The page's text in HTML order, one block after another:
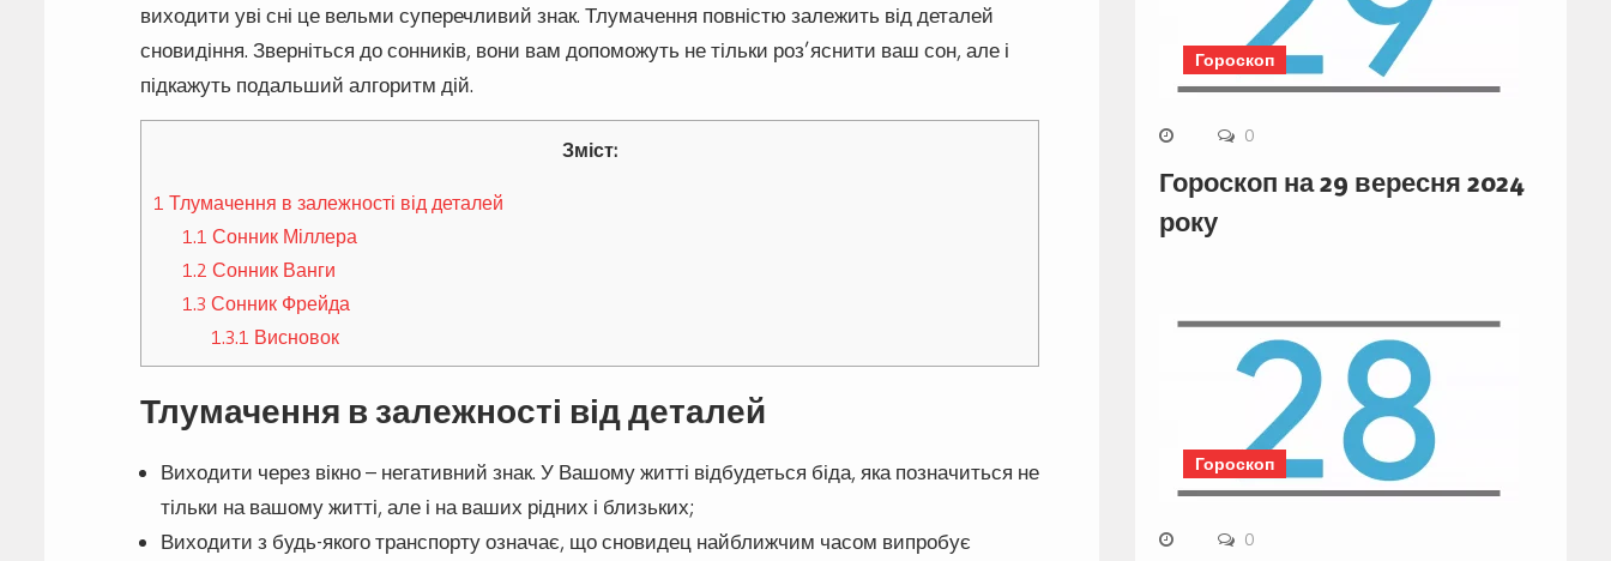
виходити уві сні це вельми суперечливий знак. Тлумачення повністю залежить від деталей
сновидіння. Зверніться до сонників, вони вам допоможуть не тільки роз’яснити ваш сон, але і
підкажуть подальший алгоритм дій.
Зміст:
1 Тлумачення в залежності від деталей
1.1 Сонник Міллера
1.2 Сонник Ванги
1.3 Сонник Фрейда
1.3.1 Висновок
Тлумачення в залежності від деталей
Виходити через вікно – негативний знак. У Вашому житті відбудеться біда, яка позначиться не
тільки на вашому житті, але і на ваших рідних і близьких;
Виходити з будь-якого транспорту означає, що сновидец найближчим часом випробує
Гороскоп
0
Гороскоп на 29 вересня 2024
року
Гороскоп
0